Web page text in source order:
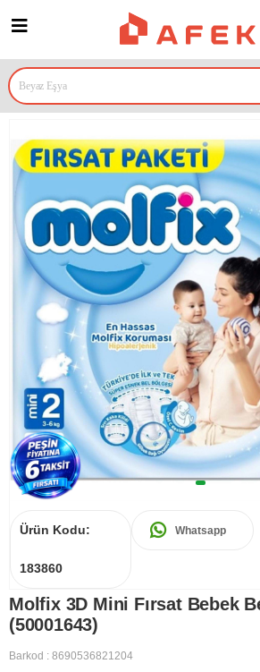
Ürün Kodu:
183860
Whatsapp
Molfix 3D Mini Fırsat Bebek
(50001643)
Barkod : 8690536821204